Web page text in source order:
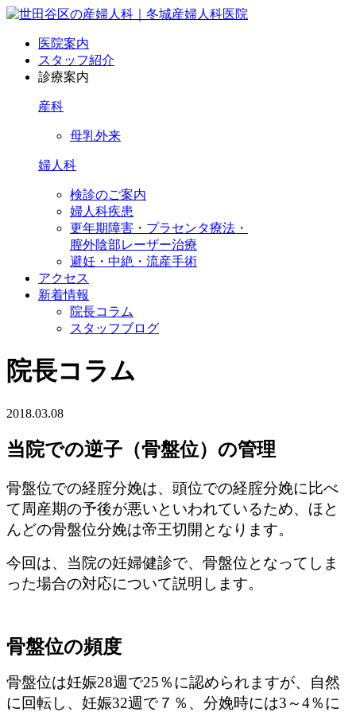
医院案内
スタッフ紹介
診療案内
産科
母乳外来
婦人科
検診のご案内
婦人科疾患
更年期障害・プラセンタ療法・
膣外陰部レーザー治療
避妊・中絶・流産手術
アクセス
新着情報
院長コラム
スタッフブログ
院長コラム
2018.03.08
当院での逆子（骨盤位）の管理
骨盤位での経腟分娩は、頭位での経腟分娩に比べ
て周産期の予後が悪いといわれているため、ほと
んどの骨盤位分娩は帝王切開となります。
今回は、当院の妊婦健診で、骨盤位となってしま
った場合の対応について説明します。
骨盤位の頻度
骨盤位は妊娠28週で25％に認められますが、自然
に回転し、妊娠32週で７％、分娩時には3～4％に